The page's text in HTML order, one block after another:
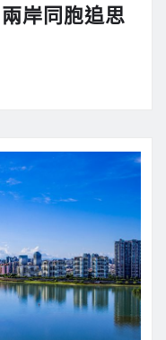
岸同胞追思